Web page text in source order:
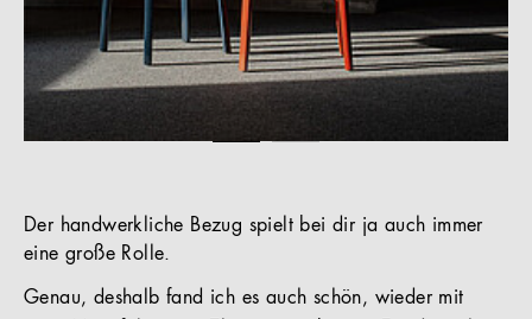
Der handwerkliche Bezug spielt bei dir ja auch immer
eine große Rolle.
Genau, deshalb fand ich es auch schön, wieder mit